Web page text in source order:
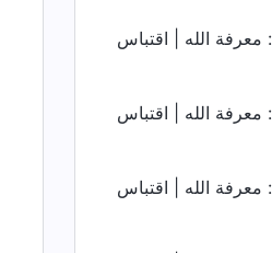
معرفة الله | اقتباس
معرفة الله | اقتباس
معرفة الله | اقتباس